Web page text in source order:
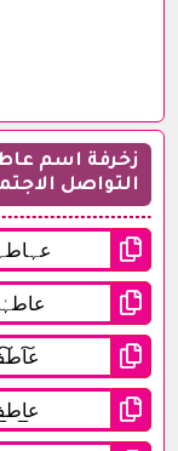
زخرفة اسم
التواصل